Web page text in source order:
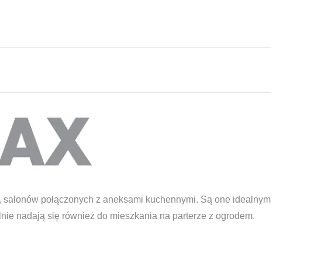
połączonych z aneksami kuchennymi. Są one idealnym
nadają się również do mieszkania na parterze z ogrodem.